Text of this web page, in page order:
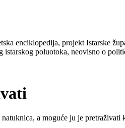
enciklopedija, projekt Istarske
istarskog poluotoka, neovisno o
a moguće ju je